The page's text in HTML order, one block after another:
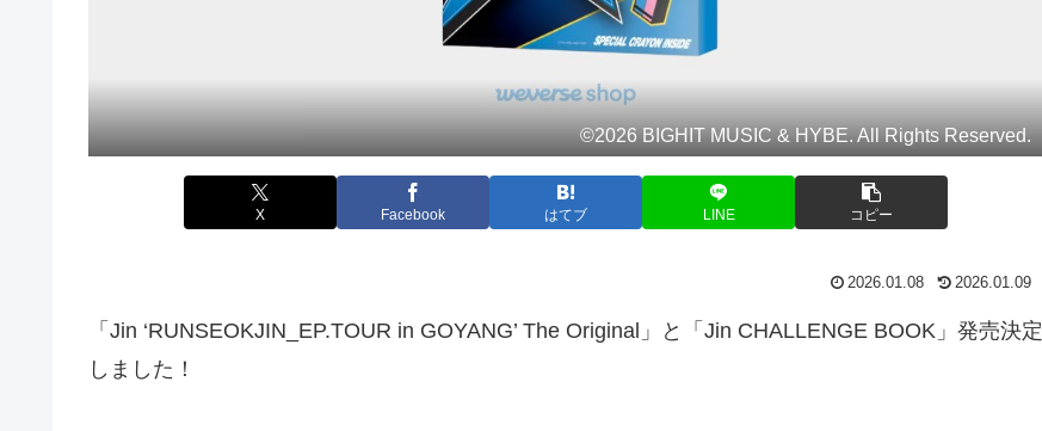
©2026 BIGHIT MUSIC & HYBE. All Rights Reserved.
X Facebook はてブ LINE コピー
2026.01.08 2026.01.09
「Jin ‘RUNSEOKJIN_EP.TOUR in GOYANG’ The Original」と「Jin CHALLENGE BOOK」発売決定
しました！